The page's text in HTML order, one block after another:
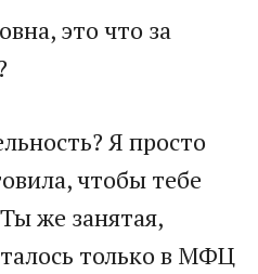
это что за
Я просто
чтобы тебе
же занятая,
только в МФЦ